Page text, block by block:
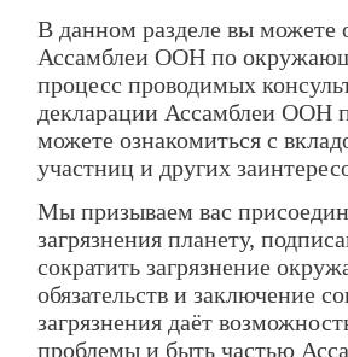
В данном разделе вы можете
Ассамблеи ООН по
процесс проводимых
декларации Ассамблеи ООН
можете ознакомиться с
участниц и других
Мы призываем вас
загрязнения планету,
сократить загрязнение
обязательств и заключение
загрязнения даёт
проблемы и быть частью